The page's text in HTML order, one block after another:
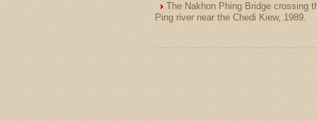
The Nakhon Phing Bridge crossing
Ping river near the Chedi Kiew, 1989.